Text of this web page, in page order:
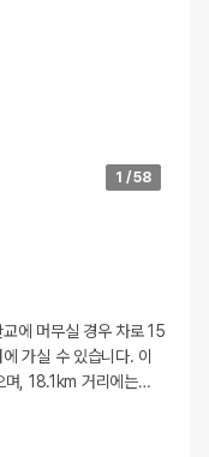
1 /58
에 머무실 경우 차로 15
가실 수 있습니다. 이
, 18.1km 거리에는…